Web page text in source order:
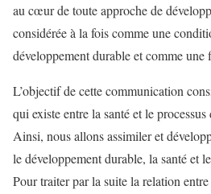
au cœur de toute approche de
considérée à la fois comme une
développement durable et comme une
L’objectif de cette communication
qui existe entre la santé et le
Ainsi, nous allons assimiler et
le développement durable, la santé et
Pour traiter par la suite la relation